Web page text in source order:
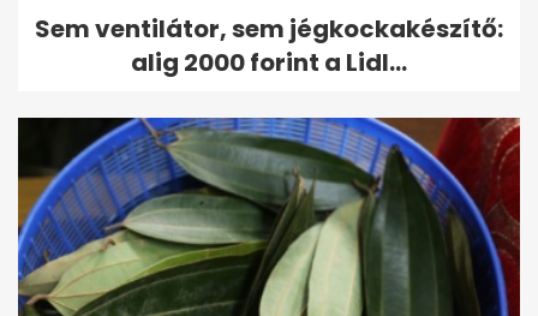
Sem ventilátor, sem jégkockakészítő:
alig 2000 forint a Lidl...